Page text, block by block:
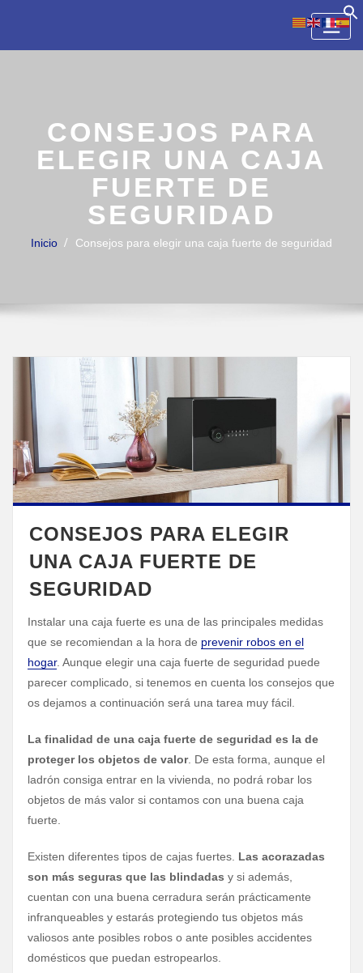
content
CONSEJOS PARA
ELEGIR UNA CAJA
FUERTE DE
SEGURIDAD
Inicio Consejos para elegir una caja fuerte de seguridad
CONSEJOS PARA ELEGIR
UNA CAJA FUERTE DE
SEGURIDAD
Instalar una caja fuerte es una de las principales medidas
que se recomiendan a la hora de prevenir robos en el
hogar. Aunque elegir una caja fuerte de seguridad puede
parecer complicado, si tenemos en cuenta los consejos que
os dejamos a continuación será una tarea muy fácil.
La finalidad de una caja fuerte de seguridad es la de
proteger los objetos de valor. De esta forma, aunque el
ladrón consiga entrar en la vivienda, no podrá robar los
objetos de más valor si contamos con una buena caja
fuerte.
Existen diferentes tipos de cajas fuertes. Las acorazadas
son más seguras que las blindadas y si además,
cuentan con una buena cerradura serán prácticamente
infranqueables y estarás protegiendo tus objetos más
valiosos ante posibles robos o ante posibles accidentes
domésticos que puedan estropearlos.